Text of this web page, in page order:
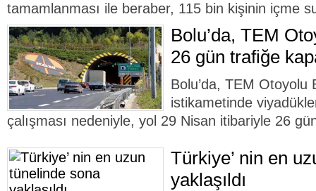
tamamlanması ile beraber, 115 bin kişinin içme
Bolu’da, TEM
26 gün trafiğe
Bolu’da, TEM Otoyolu
istikametinde
çalışması nedeniyle, yol 29 Nisan itibariyle 26
Türkiye’ nin en
yaklaşıldı